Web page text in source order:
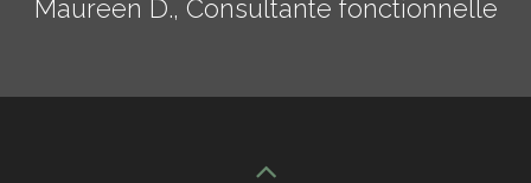
Maureen D., Consultante fonctionnelle